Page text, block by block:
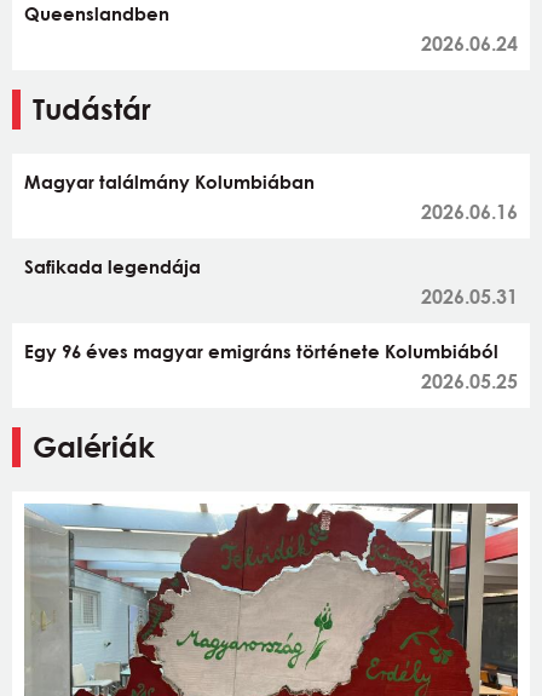
Queenslandben
2026.06.24
Tudástár
Magyar találmány Kolumbiában
2026.06.16
Safikada legendája
2026.05.31
Egy 96 éves magyar emigráns története Kolumbiából
2026.05.25
Galériák